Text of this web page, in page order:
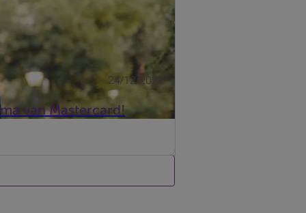
24/12/2025
van Mastercard!